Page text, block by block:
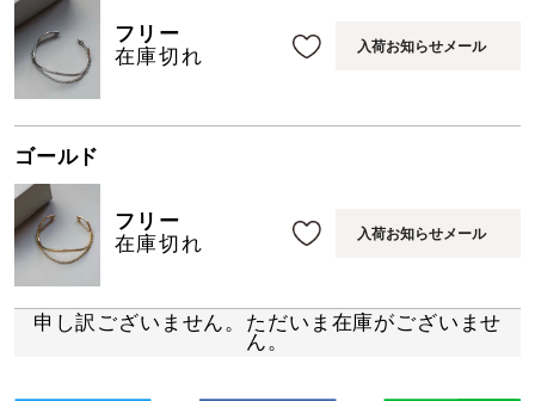
フリー
在庫切れ
入荷お知らせメール
ゴールド
フリー
在庫切れ
入荷お知らせメール
申し訳ございません。ただいま在庫がございませ
ん。